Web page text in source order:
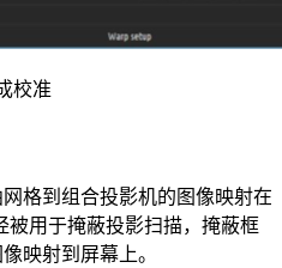
校准
格到组合投影机的图像映射在
用于掩蔽投影扫描，掩蔽框
映射到屏幕上。